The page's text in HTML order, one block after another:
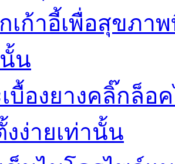
เก้าอี้เพื่อสุขภา
น
บื้องยางคลิ๊กล็อ
ง่ายเท่านั้น